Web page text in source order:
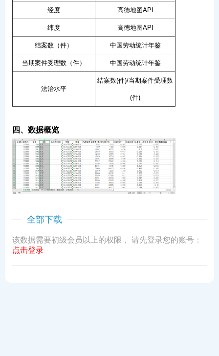
经度 高德地图API
纬度 高德地图API
结案数（件） 中国劳动统计年鉴
当期案件受理数（件） 中国劳动统计年鉴
法治水平
结案数(件)/当期案件受理数
(件)
四、数据概览
全部下载
该数据需要初级会员以上的权限， 请先登录您的账号：
点击登录